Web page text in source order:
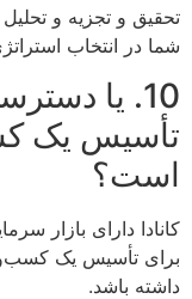
تحقیق و تجزیه و
شما در انتخاب
10. یا
تأسیس یک
است؟
کانادا دارای بازار
برای تأسیس یک
داشته باشد.